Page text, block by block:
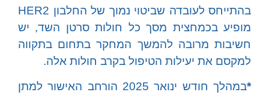
בהתייחס לעובדה שביטוי נמוך של החלבון HER2
מופיע בכמחצית מסך כל חולות סרטן השד, יש
חשיבות מרובה להמשך המחקר בתחום בתקווה
למקסם את יעילות הטיפול בקרב חולות אלה.
*
במהלך חודש ינואר 2025 הורחב האישור למתן